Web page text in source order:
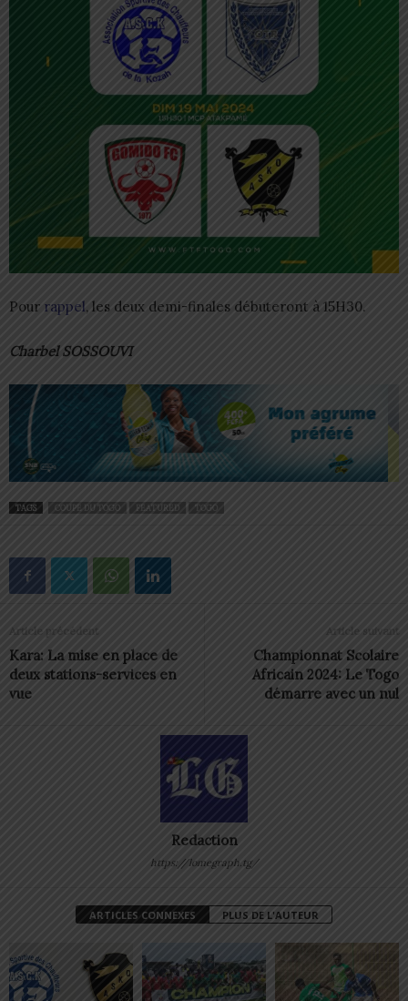
Pour rappel, les deux demi-finales débuteront à 15H30.
Charbel SOSSOUVI
TAGS COUPE DU TOGO FEATURED TOGO
Article précédent
Kara: La mise en place de
deux stations-services en
vue
Article suivant
Championnat Scolaire
Africain 2024: Le Togo
démarre avec un nul
Redaction
https://lomegraph.tg/
ARTICLES CONNEXES PLUS DE L'AUTEUR